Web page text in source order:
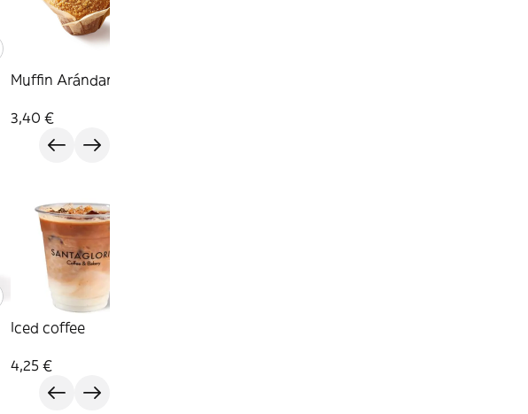
Muffin Arándanos
3,40 €
Iced coffee
4,25 €